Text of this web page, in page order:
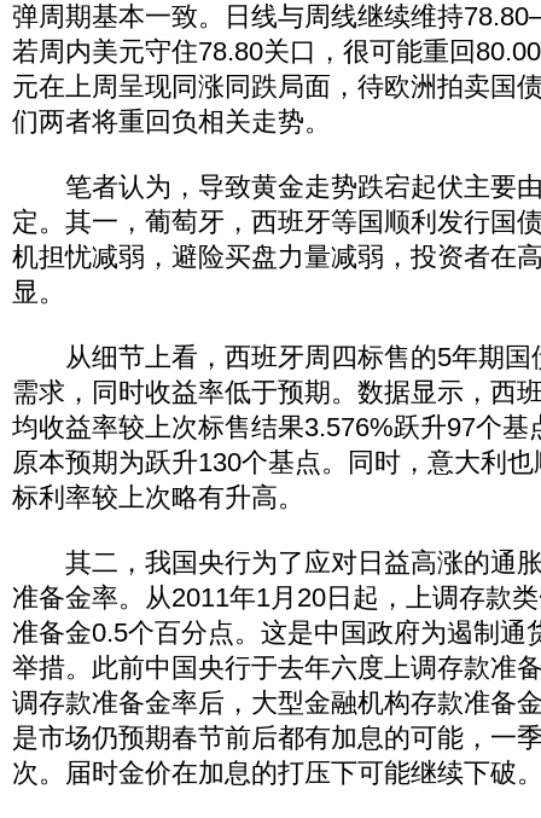
弹周期基本一致。日线与周线继续维持
若周内美元守住78.80关口，很可能重回
元在上周呈现同涨同跌局面，待欧洲拍卖国
们两者将重回负相关走势。
笔者认为，导致黄金走势跌宕起伏主要
定。其一，葡萄牙，西班牙等国顺利发行国
机担忧减弱，避险买盘力量减弱，投资者在
显。
从细节上看，西班牙周四标售的5年期国
需求，同时收益率低于预期。数据显示，西
均收益率较上次标售结果3.576%跃升97个基
原本预期为跃升130个基点。同时，意大利
标利率较上次略有升高。
其二，我国央行为了应对日益高涨的通
准备金率。从2011年1月20日起，上调存款
准备金0.5个百分点。这是中国政府为遏制通
举措。此前中国央行于去年六度上调存款准
调存款准备金率后，大型金融机构存款准备
是市场仍预期春节前后都有加息的可能，一
次。届时金价在加息的打压下可能继续下破